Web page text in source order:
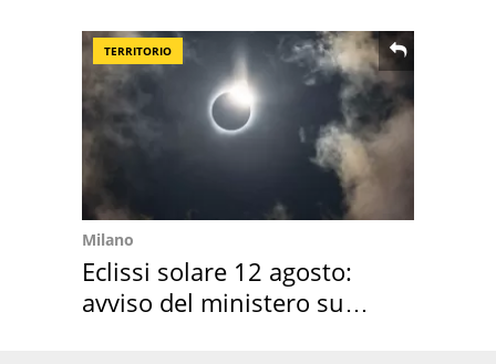
TERRITORIO
Milano
Eclissi solare 12 agosto:
avviso del ministero su